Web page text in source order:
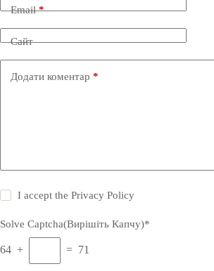
Email*
Сайт
Додати коментар *
I accept thePrivacy Policy
Solve Captcha(Вирішіть Капчу)*
64 + = 71